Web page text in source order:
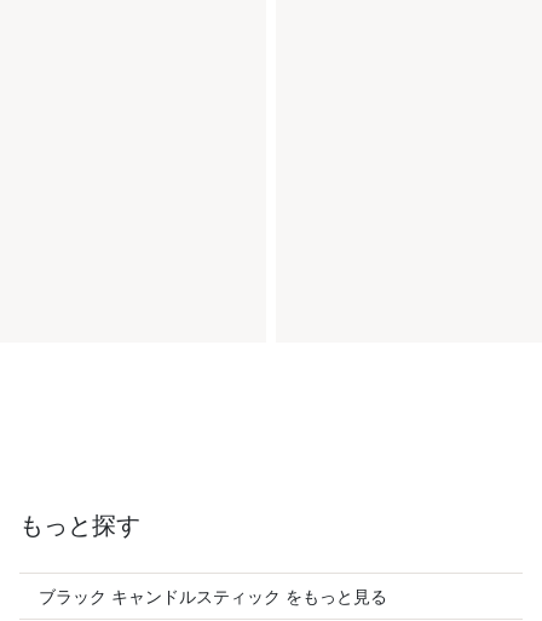
もっと探す
ブラック キャンドルスティック をもっと見る